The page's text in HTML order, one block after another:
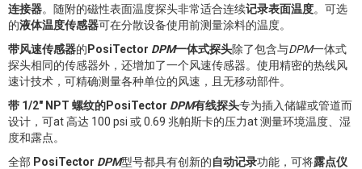
连接器。随附的磁性表面温度探头非常适合连续记录表面温度。可选
的液体温度传感器可在分散设备使用前测量涂料的温度。
带风速传感器的PosiTector DPM一体式探头除了包含与DPM一体式
探头相同的传感器外，还增加了一个风速传感器。使用精密的热线风
速计技术，可精确测量各种单位的风速，且无移动部件。
带 1/2" NPT 螺纹的PosiTector DPM有线探头专为插入储罐或管道而
设计，可at 高达 100 psi 或 0.69 兆帕斯卡的压力at 测量环境温度、湿
度和露点。
全部 PosiTector DPM型号都具有创新的自动记录功能，可将露点仪